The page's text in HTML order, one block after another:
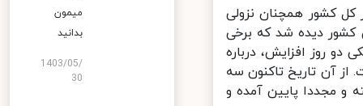
درباره وضعیت کرونا در کشور، گفت: روند کووید ۱۹ در کل کشور همچنان نزولی
دیده شد که برخی
روز افزایش، درباره
آن تاریخ تاکنون سه
و مجددا پایین آمده و
میمون
بدانید
1403/05/
30